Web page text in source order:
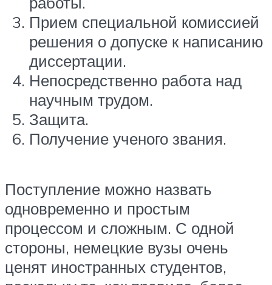
Прием специальной комиссией
решения о допуске к написанию
диссертации.
Непосредственно работа над
научным трудом.
Защита.
Получение ученого звания.
Поступление можно назвать
одновременно и простым
процессом и сложным. С одной
стороны, немецкие вузы очень
ценят иностранных студентов,